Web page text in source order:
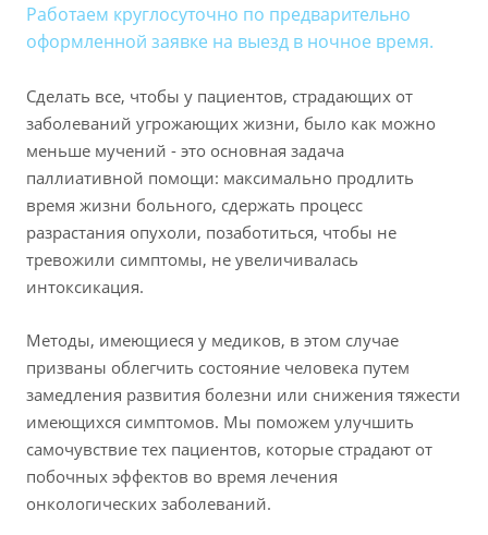
Работаем круглосуточно по предварительно
оформленной заявке на выезд в ночное время.
Сделать все, чтобы у пациентов, страдающих от
заболеваний угрожающих жизни, было как можно
меньше мучений - это основная задача
паллиативной помощи: максимально продлить
время жизни больного, сдержать процесс
разрастания опухоли, позаботиться, чтобы не
тревожили симптомы, не увеличивалась
интоксикация.
Методы, имеющиеся у медиков, в этом случае
призваны облегчить состояние человека путем
замедления развития болезни или снижения тяжести
имеющихся симптомов. Мы поможем улучшить
самочувствие тех пациентов, которые страдают от
побочных эффектов во время лечения
онкологических заболеваний.